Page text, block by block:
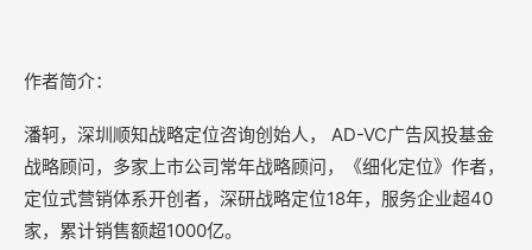
作者简介：
潘轲，深圳顺知战略定位咨询创始人， AD-VC广告风投基金
战略顾问，多家上市公司常年战略顾问，《细化定位》作者，
定位式营销体系开创者，深研战略定位18年，服务企业超40
家，累计销售额超1000亿。